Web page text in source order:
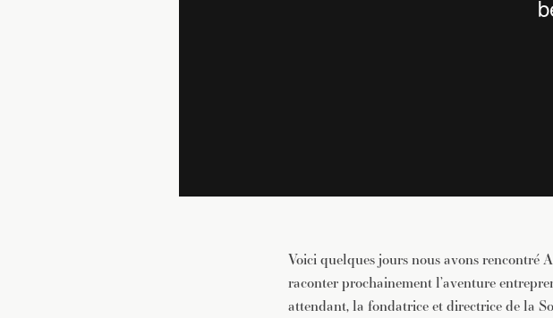
Voici quelques jours nous avons rencontré
raconter prochainement l’aventure
attendant, la fondatrice et directrice de la